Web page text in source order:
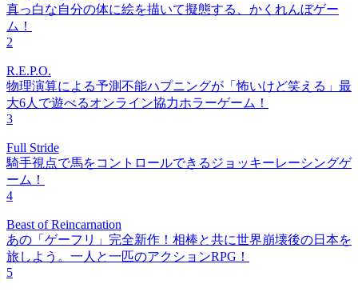
真っ白な自分の体に絵を描いて擬態する、かくれんぼゲー
ム！
2
R.E.P.O.
物理演算による予測不能ハプニングが「怖いけど笑える」最
大6人で遊べるオンライン協力ホラーゲーム！
3
Full Stride
騎手視点で馬をコントロールできるジョッキーレーシングゲ
ーム！
4
Beast of Reincarnation
あの「ゲーフリ」完全新作！相棒と共に世界崩壊後の日本を
旅しよう。一人と一匹のアクションRPG！
5